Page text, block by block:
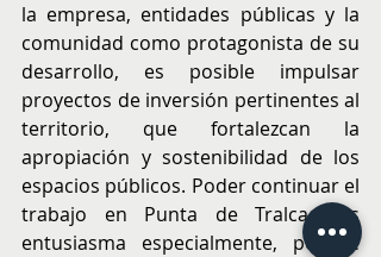
la empresa, entidades públicas y la
comunidad como protagonista de su
desarrollo, es posible impulsar
proyectos de inversión pertinentes al
territorio, que fortalezcan la
apropiación y sostenibilidad de los
espacios públicos. Poder continuar el
trabajo en Punta de Tralca nos
entusiasma especialmente, porque